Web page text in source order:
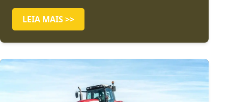
LEIA MAIS >>